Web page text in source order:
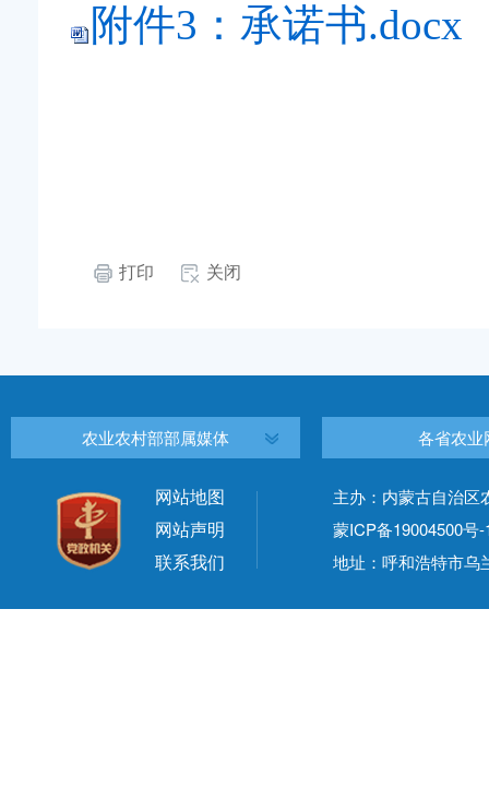
附件3：承诺书.docx
打印 关闭
农业农村部部属媒体 各省农业
网站地图
网站声明
联系我们
主办：内蒙古自治
蒙ICP备19004500号-
地址：呼和浩特市